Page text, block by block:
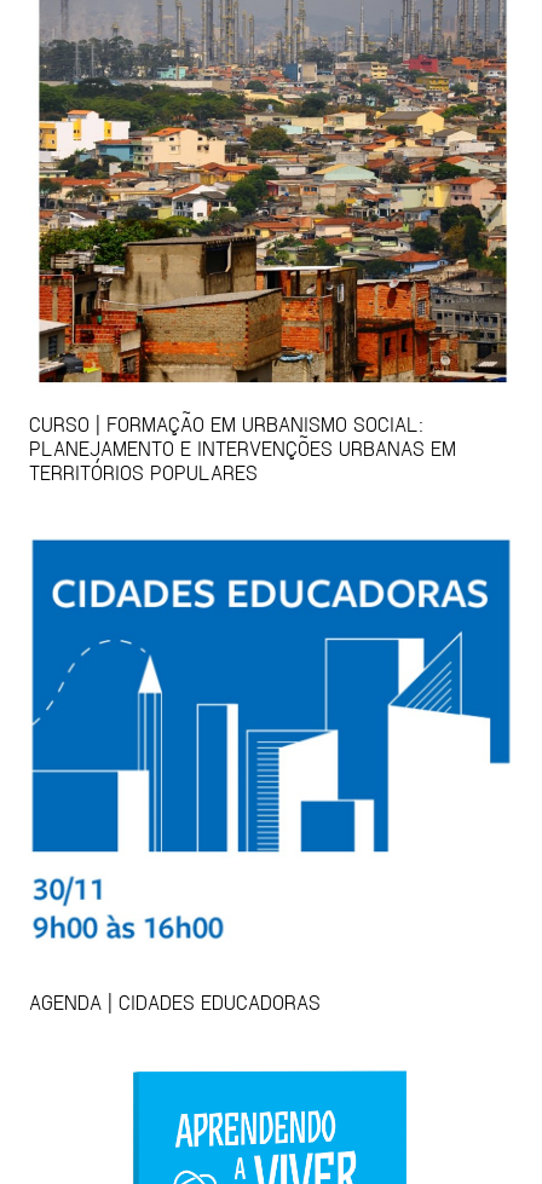
CURSO | FORMAÇÃO EM URBANISMO SOCIAL:
PLANEJAMENTO E INTERVENÇÕES URBANAS EM
TERRITÓRIOS POPULARES
AGENDA | CIDADES EDUCADORAS